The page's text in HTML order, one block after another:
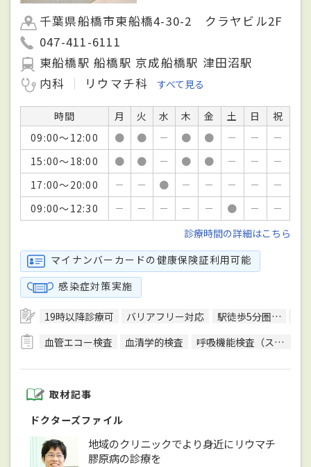
千葉県船橋市東船橋4-30-2 クラヤビル2F
047-411-6111
東船橋駅 船橋駅 京成船橋駅 津田沼駅
内科
リウマチ科 すべて見る
時間 月 火 水 木 金 土 日
祝
09:00～12:00
● ● － ● ● － －
－
15:00～18:00
● ● － ● ● － －
－
17:00～20:00
－ － ● － － － －
－
09:00～12:30
－ － － － － ● －
－
診療時間の詳細はこちら
マイナンバーカードの健康保険証利用可能
感染症対策実施
19時以降診療可 バリアフリー対応 駅徒歩5分圏内
血管エコー検査
血清学的検査 呼吸機能検査（スパイロメトリー）
取材記事
ドクターズファイル
地域のクリニックでより身近にリウマチ
膠原病の診療を